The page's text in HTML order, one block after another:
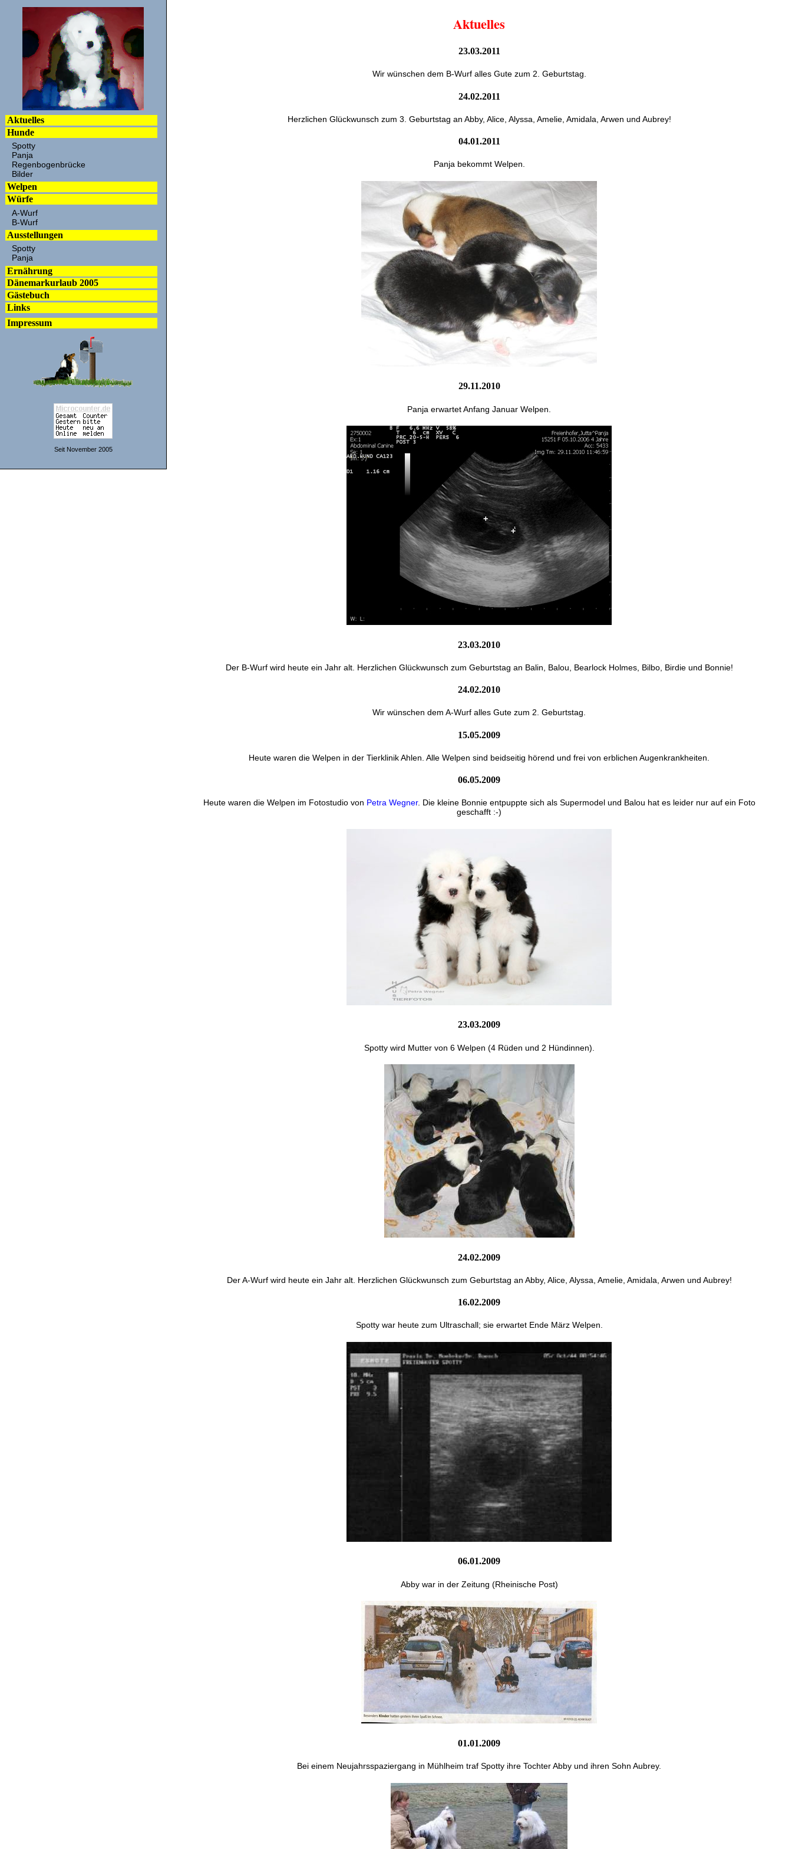
Aktuelles
Hunde
Spotty
Panja
Regenbogenbrücke
Bilder
Welpen
Würfe
A-Wurf
B-Wurf
Ausstellungen
Spotty
Panja
Ernährung
Dänemarkurlaub 2005
Gästebuch
Links
Impressum
Seit November 2005
Aktuelles
23.03.2011
Wir wünschen dem B-Wurf alles Gute zum 2. Geburtstag.
24.02.2011
Herzlichen Glückwunsch zum 3. Geburtstag an Abby, Alice, Alyssa, Amelie, Amidala, Arwen und Aubrey!
04.01.2011
Panja bekommt Welpen.
29.11.2010
Panja erwartet Anfang Januar Welpen.
23.03.2010
Der B-Wurf wird heute ein Jahr alt. Herzlichen Glückwunsch zum Geburtstag an Balin, Balou, Bearlock Holmes, Bilbo, Birdie und Bonnie!
24.02.2010
Wir wünschen dem A-Wurf alles Gute zum 2. Geburtstag.
15.05.2009
Heute waren die Welpen in der Tierklinik Ahlen. Alle Welpen sind beidseitig hörend und frei von erblichen Augenkrankheiten.
06.05.2009
Heute waren die Welpen im Fotostudio von Petra Wegner. Die kleine Bonnie entpuppte sich als Supermodel und Balou hat es leider nur auf ein Foto
geschafft :-)
23.03.2009
Spotty wird Mutter von 6 Welpen (4 Rüden und 2 Hündinnen).
24.02.2009
Der A-Wurf wird heute ein Jahr alt. Herzlichen Glückwunsch zum Geburtstag an Abby, Alice, Alyssa, Amelie, Amidala, Arwen und Aubrey!
16.02.2009
Spotty war heute zum Ultraschall; sie erwartet Ende März Welpen.
06.01.2009
Abby war in der Zeitung (Rheinische Post)
01.01.2009
Bei einem Neujahrsspaziergang in Mühlheim traf Spotty ihre Tochter Abby und ihren Sohn Aubrey.